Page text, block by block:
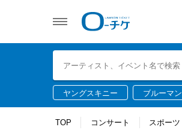
ヤングスキニー ブルーマン
TOP コンサート スポーツ